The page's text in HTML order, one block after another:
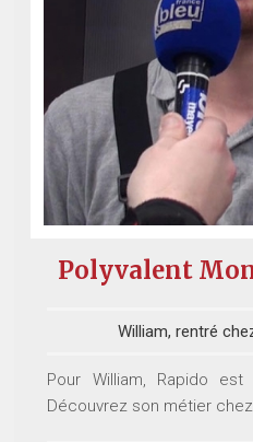
Polyvalent
William, rentré
Pour William, Rapido
Découvrez son métier